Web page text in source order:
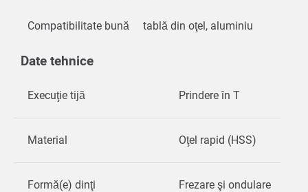
Compatibilitate bună tablă din oţel, aluminiu
Date tehnice
Execuţie tijă Prindere în T
Material Oţel rapid (HSS)
Formă(e) dinţi Frezare şi ondulare